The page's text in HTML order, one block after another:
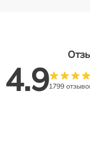
4.91799